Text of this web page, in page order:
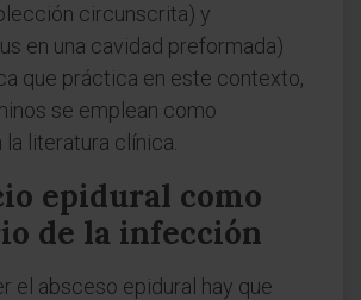
circunscrita) y
en una cavidad preformada)
que práctica en este contexto,
se emplean como
literatura clínica.
epidural como
de la infección
el absceso epidural hay que